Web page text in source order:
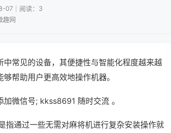
07｜阅读：3
趣网
中常见的设备，其便捷性与智能化程度越来越
帮助用户更高效地操作机器。
微信号; kkss8691 随时交流 。
指通过一些无需对麻将机进行复杂安装操作就